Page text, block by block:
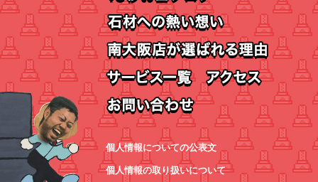
個人情報についての公表文
個人情報の取り扱いについて